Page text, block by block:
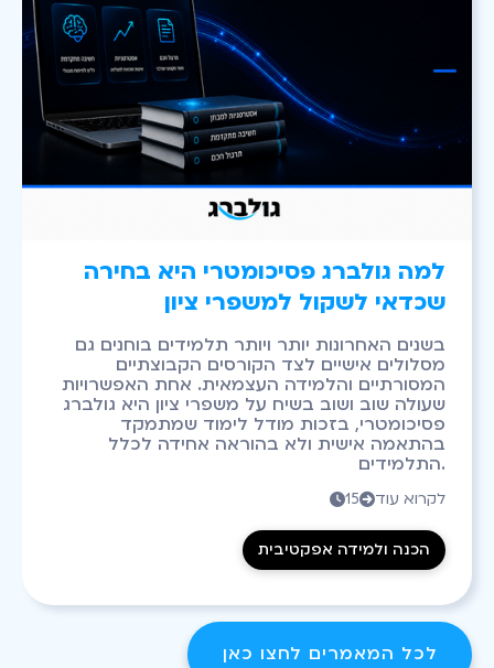
למה גולברג פסיכומטרי היא בחירה
שכדאי לשקול למשפרי ציון
בשנים האחרונות יותר ויותר תלמידים בוחנים גם
מסלולים אישיים לצד הקורסים הקבוצתיים
המסורתיים והלמידה העצמאית. אחת האפשרויות
שעולה שוב ושוב בשיח על משפרי ציון היא גולברג
פסיכומטרי, בזכות מודל לימוד שמתמקד
בהתאמה אישית ולא בהוראה אחידה לכלל
התלמידים.
15לקרוא עוד
הכנה ולמידה אפקטיבית
לכל המאמרים לחצו כאן